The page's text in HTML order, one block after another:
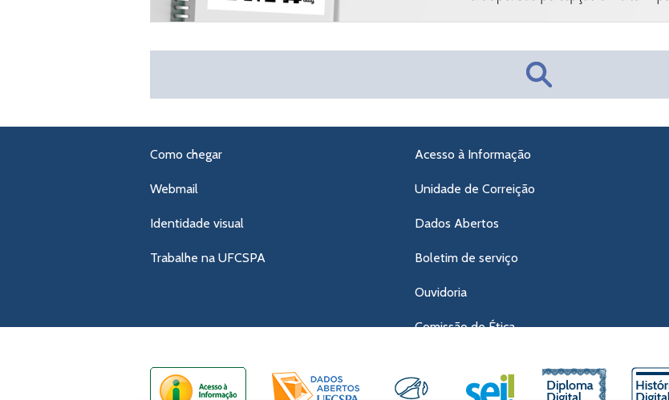
Como chegar
Webmail
Identidade visual
Trabalhe na UFCSPA
Acesso à Informação
Unidade de Correição
Dados Abertos
Boletim de serviço
Ouvidoria
Comissão de Ética